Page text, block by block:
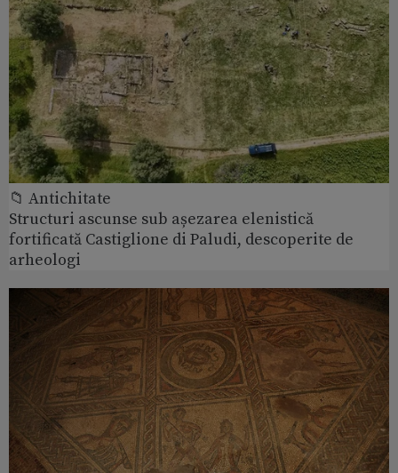
📁 Antichitate
Structuri ascunse sub așezarea elenistică
fortificată Castiglione di Paludi, descoperite de
arheologi